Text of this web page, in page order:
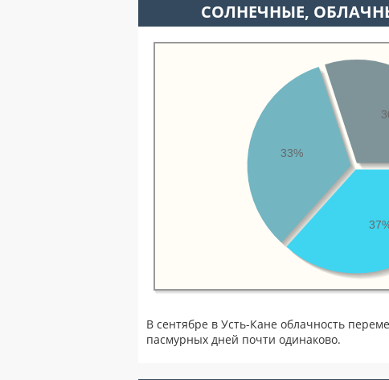
CОЛНЕЧНЫЕ,
33%
В сентябре в Усть-Кане облачность
пасмурных дней почти одинаково.